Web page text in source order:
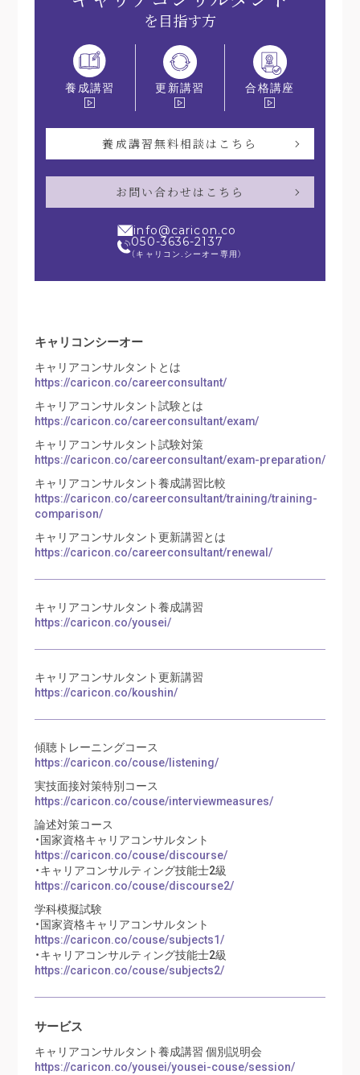
を目指す方
養成講習 更新講習 合格講座
養成講習無料相談はこちら
お問い合わせはこちら
info@caricon.co
050-3636-2137
（キャリコン.シーオー専用）
キャリコンシーオー
キャリアコンサルタントとは
https://caricon.co/careerconsultant/
キャリアコンサルタント試験とは
https://caricon.co/careerconsultant/exam/
キャリアコンサルタント試験対策
https://caricon.co/careerconsultant/exam-preparation/
キャリアコンサルタント養成講習比較
https://caricon.co/careerconsultant/training/training-
comparison/
キャリアコンサルタント更新講習とは
https://caricon.co/careerconsultant/renewal/
キャリアコンサルタント養成講習
https://caricon.co/yousei/
キャリアコンサルタント更新講習
https://caricon.co/koushin/
傾聴トレーニングコース
https://caricon.co/couse/listening/
実技面接対策特別コース
https://caricon.co/couse/interviewmeasures/
論述対策コース
・国家資格キャリアコンサルタント
https://caricon.co/couse/discourse/
・キャリアコンサルティング技能士2級
https://caricon.co/couse/discourse2/
学科模擬試験
・国家資格キャリアコンサルタント
https://caricon.co/couse/subjects1/
・キャリアコンサルティング技能士2級
https://caricon.co/couse/subjects2/
サービス
キャリアコンサルタント養成講習 個別説明会
https://caricon.co/yousei/yousei-couse/session/